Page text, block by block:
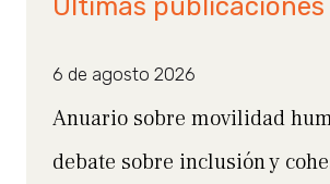
6 de agosto 2026
Anuario sobre movilidad
debate sobre inclusión y